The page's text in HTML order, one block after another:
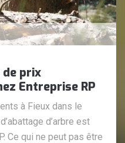
prix
Entreprise RP
à Fieux dans le
d’arbre est
Ce qui ne peut pas être